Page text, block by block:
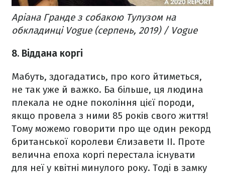
Аріана Гранде з собакою Тулузом на
обкладинці Vogue (серпень, 2019) / Vogue
8. Віддана коргі
Мабуть, здогадатись, про кого йтиметься,
не так уже й важко. Ба більше, ця людина
плекала не одне покоління цієї породи,
якщо провела з ними 85 років свого життя!
Тому можемо говорити про ще один рекорд
британської королеви Єлизавети ІІ. Проте
велична епоха коргі перестала існувати
для неї у квітні минулого року. Тоді в замку